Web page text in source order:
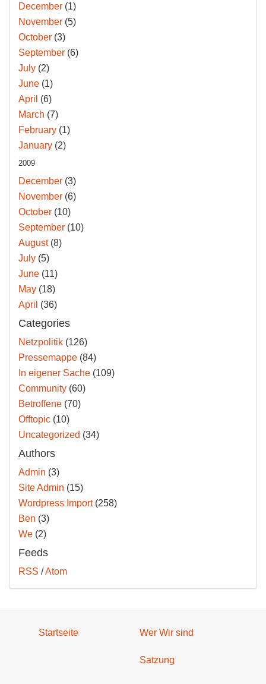
December (1)
November (5)
October (3)
September (6)
July (2)
June (1)
April (6)
March (7)
February (1)
January (2)
2009
December (3)
November (6)
October (10)
September (10)
August(8)
July (5)
June (11)
May (18)
April (36)
Categories
Netzpolitik (126)
Pressemappe (84)
In eigener Sache (109)
Community (60)
Betroffene (70)
Offtopic (10)
Uncategorized (34)
Authors
Admin (3)
Site Admin (15)
Wordpress Import(258)
Ben (3)
We (2)
Feeds
RSS /Atom
Startseite Wer Wir sind
Satzung